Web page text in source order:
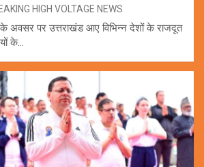
HIGH VOLTAGE NEWS
के अवसर पर उत्तराखंड आए विभिन्न देशों के राजदूत
के…